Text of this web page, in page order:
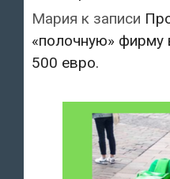
Мария к записи
«полочную» фирму
500 евро.